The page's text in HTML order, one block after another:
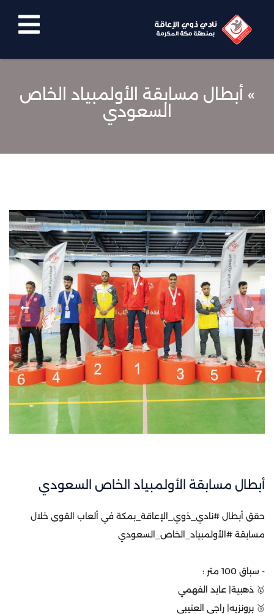
» أبطال مسابقة الأولمبياد الخاص
السعودي
أبطال مسابقة الأولمبياد الخاص السعودي
حقق أبطال ⁧‫#نادي_ذوي_الإعاقة_بمكة‬⁩ في ألعاب القوى خلال
مسابقة ⁧‫#الأولمبياد_الخاص_السعودي‬⁩
‏- سباق 100 متر :
‏🥇 ذهبية| عايد الفهمي
‏🥉 برونزيه| راجي العتيبي
الرئيسية
عنا
الاخبار
بنا